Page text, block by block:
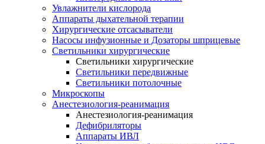
Увлажнители кислорода
Аппараты дыхательной терапии
Хирургические отсасыватели
Насосы инфузионные и Дозаторы шприцевые
Светильники хирургические
Светильники хирургические
Светильники передвижные
Светильники потолочные
Микроскопы
Анестезиология-реанимация
Анестезиология-реанимация
Дефибриляторы
Аппараты ИВЛ